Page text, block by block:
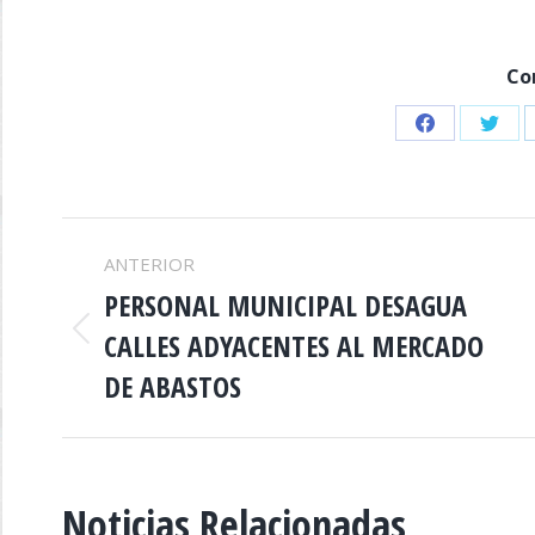
Share
Facebook
NAVEGACIÓN
ENTRE
PUBLICACIONES
ANTERIOR
Publicación
anterior:
PERSONAL MUNICIPAL DESAGUA
CALLES ADYACENTES AL MERCADO
DE ABASTOS